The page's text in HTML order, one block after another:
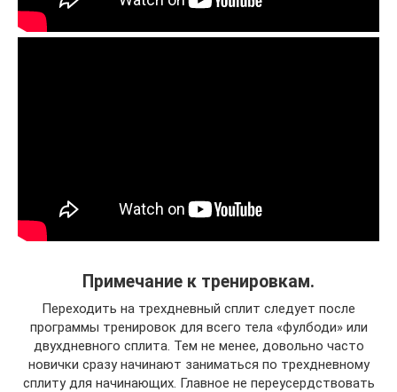
Примечание к тренировкам.
Переходить на трехдневный сплит следует после
программы тренировок для всего тела «фулбоди» или
двухдневного сплита. Тем не менее, довольно часто
новички сразу начинают заниматься по трехдневному
сплиту для начинающих. Главное не переусердствовать